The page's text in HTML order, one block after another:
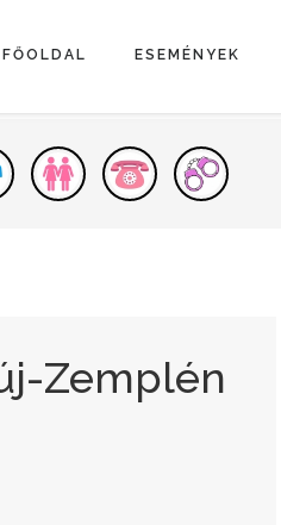
FŐOLDAL ESEMÉNYEK
Zemplén